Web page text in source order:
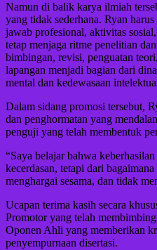
Namun di balik karya ilmiah
yang tidak sederhana. Ryan
jawab profesional, aktivitas
tetap menjaga ritme penelitian
bimbingan, revisi, penguatan
lapangan menjadi bagian dari
mental dan kedewasaan
Dalam sidang promosi tersebut,
dan penghormatan yang
penguji yang telah membentuk
“Saya belajar bahwa
kecerdasan, tetapi dari
menghargai sesama, dan tidak
Ucapan terima kasih secara
Promotor yang telah
Oponen Ahli yang memberikan
penyempurnaan disertasi.